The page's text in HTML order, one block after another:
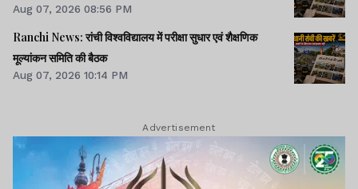
Aug 07, 2026 08:56 PM
Ranchi News: रांची विश्वविद्यालय में परीक्षा सुधार एवं शैक्षणिक
मूल्यांकन समिति की बैठक
Aug 07, 2026 10:14 PM
Advertisement